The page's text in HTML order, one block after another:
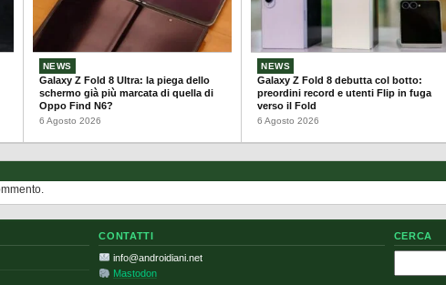
NEWS
Galaxy Z Fold 8 Ultra: la piega dello
schermo già più marcata di quella di
Oppo Find N6?
6 Agosto 2026
NEWS
Galaxy Z Fold 8 debutta col botto:
preordini record e utenti Flip in fuga
verso il Fold
6 Agosto 2026
CONTATTI
info@androidiani.net
Mastodon
CERCA